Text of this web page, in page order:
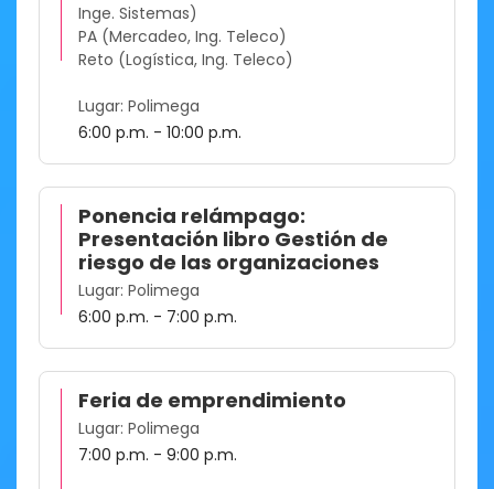
Inge. Sistemas)
PA (Mercadeo, Ing. Teleco)
Reto (Logística, Ing. Teleco)
Lugar: Polimega
6:00 p.m. - 10:00 p.m.
Ponencia relámpago:
Presentación libro Gestión de
riesgo de las organizaciones
Lugar: Polimega
6:00 p.m. - 7:00 p.m.
Feria de emprendimiento
Lugar: Polimega
7:00 p.m. - 9:00 p.m.